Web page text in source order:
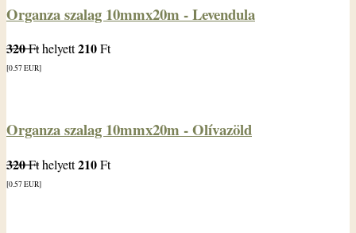
Organza szalag 10mmx20m - Levendula
320Fthelyett210Ft
[0.57EUR]
Organza szalag 10mmx20m - Olívazöld
320Fthelyett210Ft
[0.57EUR]